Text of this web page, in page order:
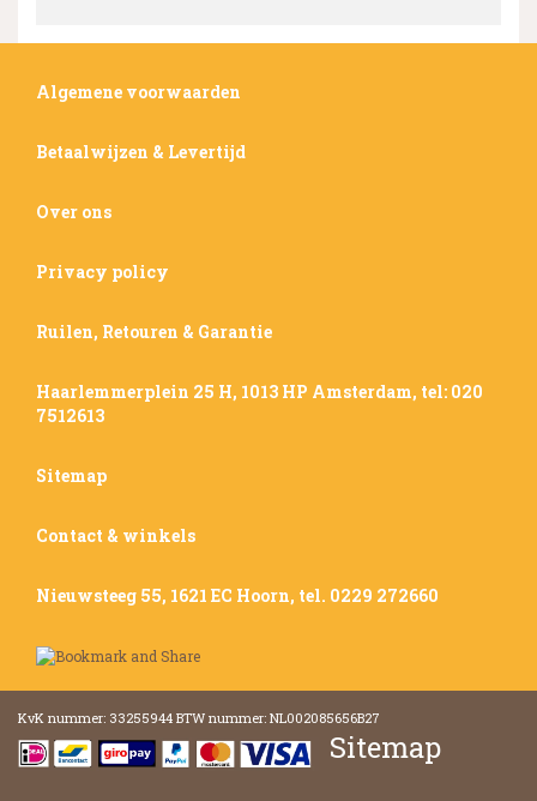
Algemene voorwaarden
Betaalwijzen & Levertijd
Over ons
Privacy policy
Ruilen, Retouren & Garantie
Haarlemmerplein 25 H, 1013 HP Amsterdam, tel: 020
7512613
Sitemap
Contact & winkels
Nieuwsteeg 55, 1621 EC Hoorn, tel. 0229 272660
KvK nummer: 33255944 BTW nummer: NL002085656B27
Sitemap